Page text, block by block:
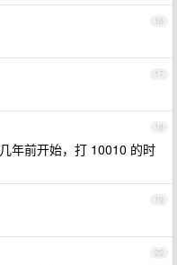
16
17
18
年前开始，打 10010 的时
19
20